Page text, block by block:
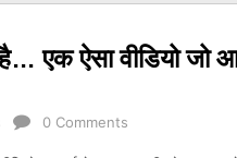
है… एक ऐसा वीडियो
0 Comments